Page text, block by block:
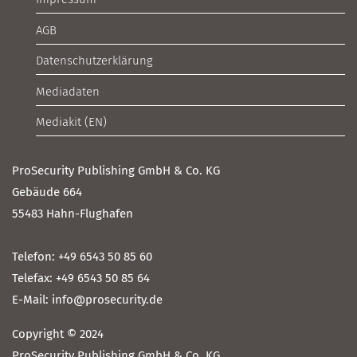
AGB
Datenschutzerklärung
Mediadaten
Mediakit (EN)
ProSecurity Publishing GmbH & Co. KG
Gebäude 664
55483 Hahn-Flughafen
Telefon: +49 6543 50 85 60
Telefax: +49 6543 50 85 64
E-Mail: info@prosecurity.de
Copyright © 2024